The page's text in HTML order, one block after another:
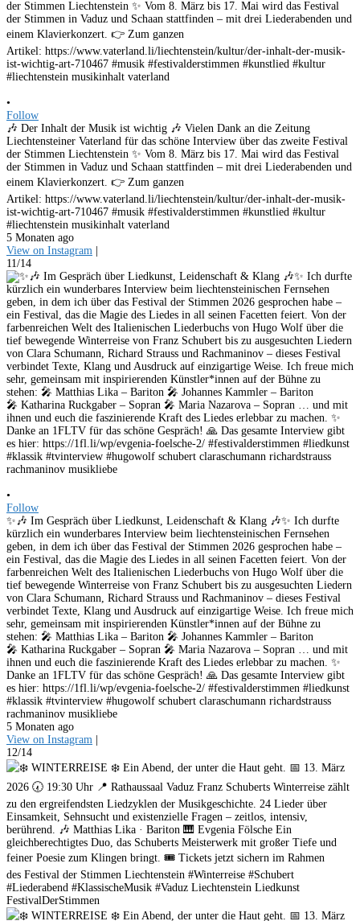
•
Follow
🎶 Der Inhalt der Musik ist wichtig 🎶 Vielen Dank an die Zeitung
Liechtensteiner Vaterland für das schöne Interview über das zweite Festival
der Stimmen Liechtenstein ✨ Vom 8. März bis 17. Mai wird das Festival
der Stimmen in Vaduz und Schaan stattfinden – mit drei Liederabenden und
einem Klavierkonzert. 👉 Zum ganzen
Artikel: https://www.vaterland.li/liechtenstein/kultur/der-inhalt-der-musik-
ist-wichtig-art-710467 #musik #festivalderstimmen #kunstlied #kultur
#liechtenstein musikinhalt vaterland
5 Monaten ago
View on Instagram
11/14
•
Follow
✨🎶 Im Gespräch über Liedkunst, Leidenschaft & Klang 🎶✨ Ich durfte
kürzlich ein wunderbares Interview beim liechtensteinischen Fernsehen
geben, in dem ich über das Festival der Stimmen 2026 gesprochen habe –
ein Festival, das die Magie des Liedes in all seinen Facetten feiert. Von der
farbenreichen Welt des Italienischen Liederbuchs von Hugo Wolf über die
tief bewegende Winterreise von Franz Schubert bis zu ausgesuchten Liedern
von Clara Schumann, Richard Strauss und Rachmaninov – dieses Festival
verbindet Texte, Klang und Ausdruck auf einzigartige Weise. Ich freue mich
sehr, gemeinsam mit inspirierenden Künstler*innen auf der Bühne zu
stehen: 🎤 Matthias Lika – Bariton 🎤 Johannes Kammler – Bariton
🎤 Katharina Ruckgaber – Sopran 🎤 Maria Nazarova – Sopran … und mit
ihnen und euch die faszinierende Kraft des Liedes erlebbar zu machen. ✨
Danke an 1FLTV für das schöne Gespräch! 🙏 Das gesamte Interview gibt
es hier: https://1fl.li/wp/evgenia-foelsche-2/ #festivalderstimmen #liedkunst
#klassik #tvinterview #hugowolf schubert claraschumann richardstrauss
rachmaninov musikliebe
5 Monaten ago
View on Instagram
12/14